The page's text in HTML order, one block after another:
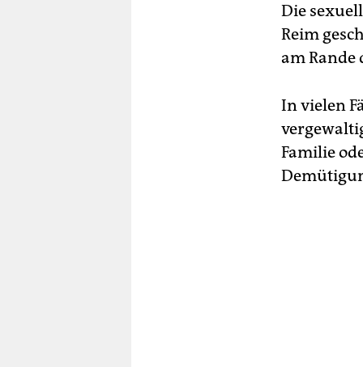
Die
Reim
am Rande
In vielen
Familie